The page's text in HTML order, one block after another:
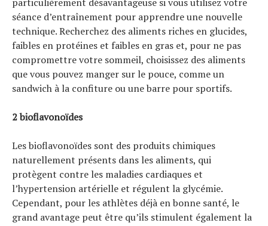
séance d’entraînement pour apprendre une nouvelle
technique. Recherchez des aliments riches en glucides,
faibles en protéines et faibles en gras et, pour ne pas
compromettre votre sommeil, choisissez des aliments
que vous pouvez manger sur le pouce, comme un
sandwich à la confiture ou une barre pour sportifs.
2 bioflavonoïdes
Les bioflavonoïdes sont des produits chimiques
naturellement présents dans les aliments, qui
protègent contre les maladies cardiaques et
l’hypertension artérielle et régulent la glycémie.
Cependant, pour les athlètes déjà en bonne santé, le
grand avantage peut être qu’ils stimulent également la